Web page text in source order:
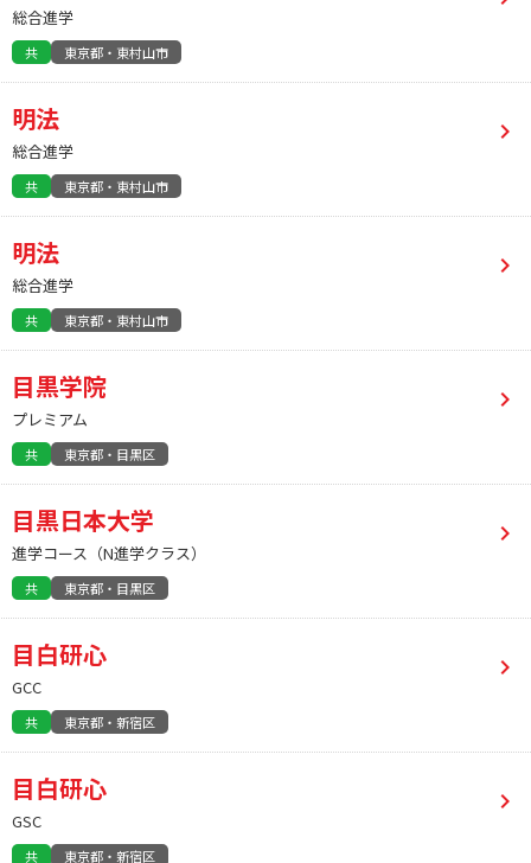
総合進学
共 東京都・東村山市
明法
総合進学
共 東京都・東村山市
明法
総合進学
共 東京都・東村山市
目黒学院
プレミアム
共 東京都・目黒区
目黒日本大学
進学コース（N進学クラス）
共 東京都・目黒区
目白研心
GCC
共 東京都・新宿区
目白研心
GSC
共 東京都・新宿区